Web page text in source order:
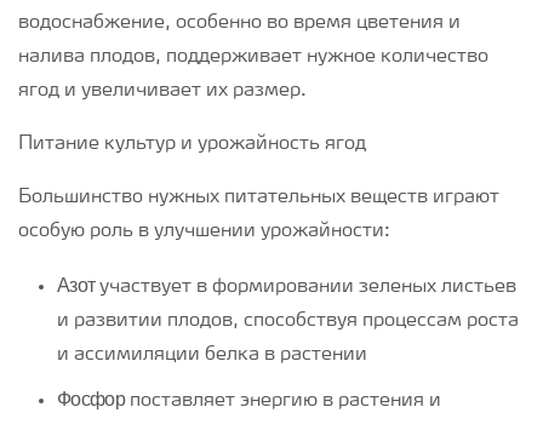
водоснабжение, особенно во время цветения и
налива плодов, поддерживает нужное количество
ягод и увеличивает их размер.
Питание культур и урожайность ягод
Большинство нужных питательных веществ играют
особую роль в улучшении урожайности:
Азотучаствует в формировании зеленых листьев
и развитии плодов, способствуя процессам роста
и ассимиляции белка в растении
Фосфорпоставляет энергию в растения и